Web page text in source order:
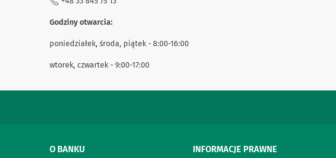
Godziny otwarcia:
poniedziałek, środa, piątek - 8:00-16:00
wtorek, czwartek - 9:00-17:00
O BANKU INFORMACJE PRAWNE